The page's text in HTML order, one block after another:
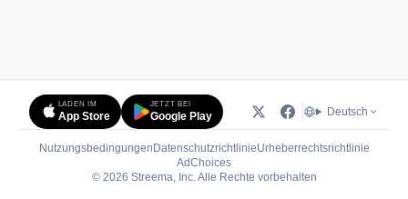
LADEN IM
App Store
JETZT BEI
Google Play Deutsch
Nutzungsbedingungen DatenschutzrichtlinieUrheberrechtsrichtlinie
AdChoices(öffnet in neuem Tab)
© 2026 Streema, Inc. Alle Rechte vorbehalten